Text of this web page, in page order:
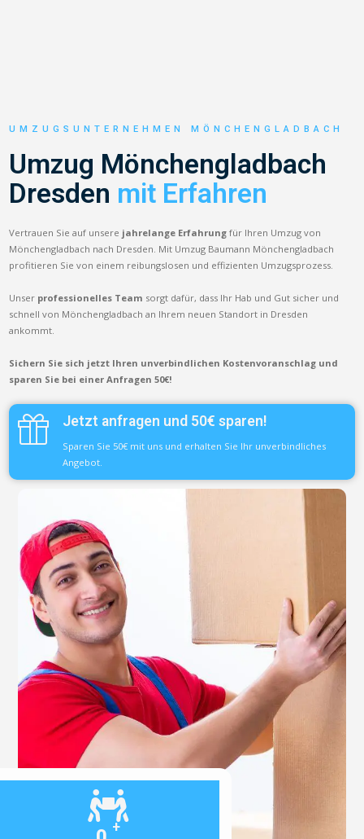
+
UMZUGSUNTERNEHMEN MÖNCHENGLADBACH
Umzug Mönchengladbach
Dresden mit Erfahren
Vertrauen Sie auf unsere jahrelange Erfahrung für Ihren Umzug von
Mönchengladbach nach Dresden. Mit Umzug Baumann Mönchengladbach
profitieren Sie von einem reibungslosen und effizienten Umzugsprozess.
Unser professionelles Team sorgt dafür, dass Ihr Hab und Gut sicher und
schnell von Mönchengladbach an Ihrem neuen Standort in Dresden
ankommt.
Sichern Sie sich jetzt Ihren unverbindlichen Kostenvoranschlag und
sparen Sie bei einer Anfragen 50€!
Jetzt anfragen und 50€ sparen!
Sparen Sie 50€ mit uns und erhalten Sie Ihr unverbindliches
Angebot.